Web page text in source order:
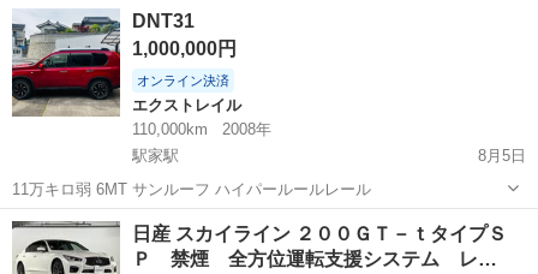
DNT31
1,000,000円
オンライン決済
エクストレイル
110,000km
2008年
駅家駅
8月5日
11万キロ弱 6MT サンルーフ ハイパールールレール
広島 福山市 駅家駅 エクストレイル サンルーフ
日産 スカイライン ２００ＧＴ－ｔタイプＳ
Ｐ 禁煙 全方位運転支援システム レ…